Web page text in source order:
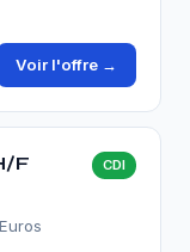
Voir l'offre →
F CDI